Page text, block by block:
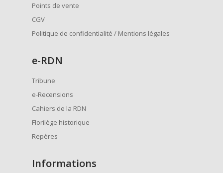
Points de vente
CGV
Politique de confidentialité / Mentions légales
e-RDN
Tribune
e-Recensions
Cahiers de la RDN
Florilège historique
Repères
Informations